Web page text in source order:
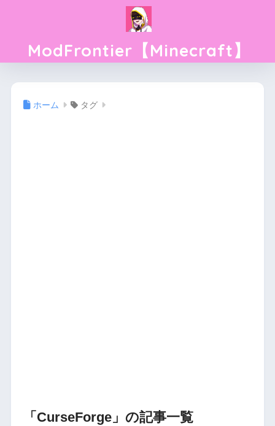
ModFrontier【Minecraft】
ホーム タグ
「CurseForge」の記事一覧